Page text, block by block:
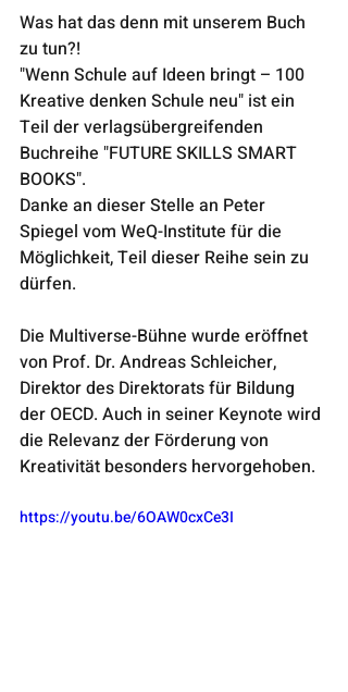
Was hat das denn mit unserem Buch
zu tun?!
"Wenn Schule auf Ideen bringt – 100
Kreative denken Schule neu" ist ein
Teil der verlagsübergreifenden
Buchreihe "FUTURE SKILLS SMART
BOOKS".
Danke an dieser Stelle an Peter
Spiegel vom WeQ-Institute für die
Möglichkeit, Teil dieser Reihe sein zu
dürfen.
Die Multiverse-Bühne wurde eröffnet
von Prof. Dr. Andreas Schleicher,
Direktor des Direktorats für Bildung
der OECD. Auch in seiner Keynote wird
die Relevanz der Förderung von
Kreativität besonders hervorgehoben.
https://youtu.be/6OAW0cxCe3I